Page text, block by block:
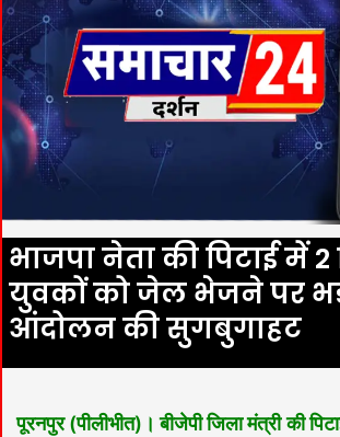
भाजपा नेता की पिटाई में
युवकों को जेल भेजने पर
आंदोलन की सुगबुगाहट
पूरनपुर (पीलीभीत)।बीजेपी जिला मंत्री की